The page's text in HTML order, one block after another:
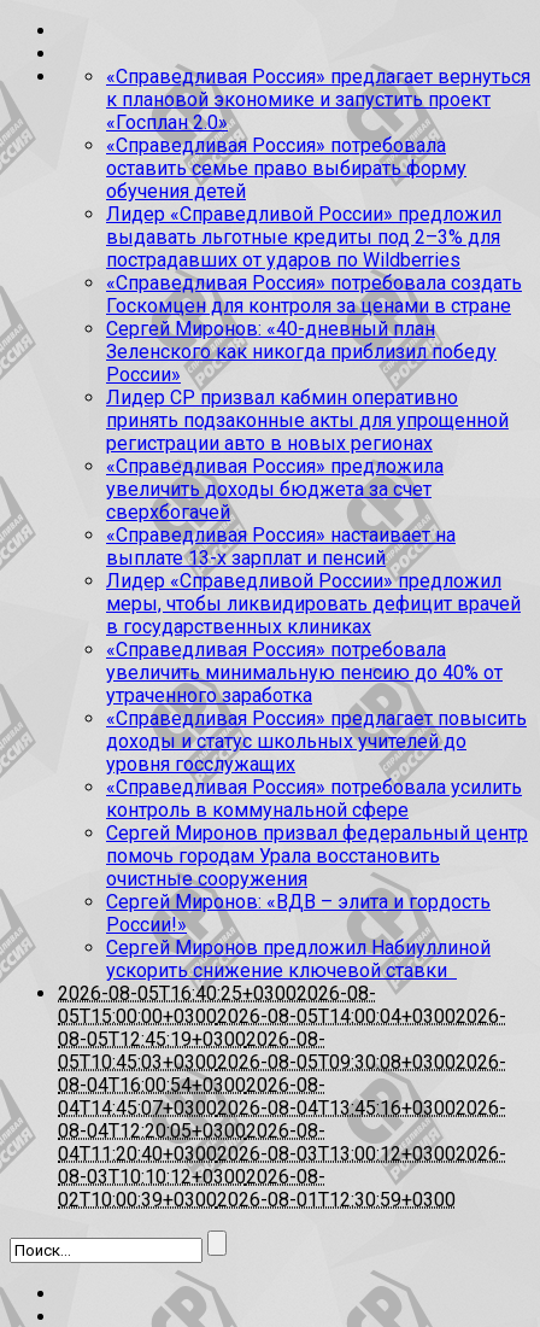
«Справедливая Россия» предлагает вернуться
к плановой экономике и запустить проект
«Госплан 2.0»
«Справедливая Россия» потребовала
оставить семье право выбирать форму
обучения детей
Лидер «Справедливой России» предложил
выдавать льготные кредиты под 2–3% для
пострадавших от ударов по Wildberries
«Справедливая Россия» потребовала создать
Госкомцен для контроля за ценами в стране
Сергей Миронов: «40-дневный план
Зеленского как никогда приблизил победу
России»
Лидер СР призвал кабмин оперативно
принять подзаконные акты для упрощенной
регистрации авто в новых регионах
«Справедливая Россия» предложила
увеличить доходы бюджета за счет
сверхбогачей
«Справедливая Россия» настаивает на
выплате 13-х зарплат и пенсий
Лидер «Справедливой России» предложил
меры, чтобы ликвидировать дефицит врачей
в государственных клиниках
«Справедливая Россия» потребовала
увеличить минимальную пенсию до 40% от
утраченного заработка
«Справедливая Россия» предлагает повысить
доходы и статус школьных учителей до
уровня госслужащих
«Справедливая Россия» потребовала усилить
контроль в коммунальной сфере
Сергей Миронов призвал федеральный центр
помочь городам Урала восстановить
очистные сооружения
Сергей Миронов: «ВДВ – элита и гордость
России!»
Сергей Миронов предложил Набиуллиной
ускорить снижение ключевой ставки
2026-08-05T16:40:25+03002026-08-
05T15:00:00+03002026-08-05T14:00:04+03002026-
08-05T12:45:19+03002026-08-
05T10:45:03+03002026-08-05T09:30:08+03002026-
08-04T16:00:54+03002026-08-
04T14:45:07+03002026-08-04T13:45:16+03002026-
08-04T12:20:05+03002026-08-
04T11:20:40+03002026-08-03T13:00:12+03002026-
08-03T10:10:12+03002026-08-
02T10:00:39+03002026-08-01T12:30:59+0300